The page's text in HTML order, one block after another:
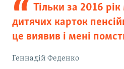
Тільки за 2016
дитячих карток
це виявив і мені
Геннадій Феденко